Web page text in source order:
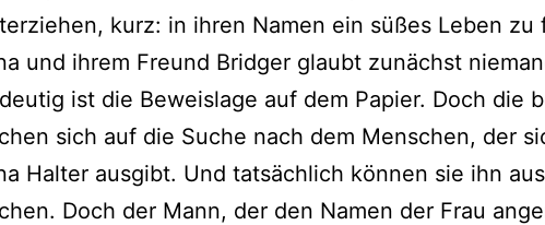
kurz: in ihren Namen ein süßes Leben zu
und ihrem Freund Bridger glaubt zunächst
ist die Beweislage auf dem Papier. Doch die
sich auf die Suche nach dem Menschen, der
Halter ausgibt. Und tatsächlich können sie ihn
Doch der Mann, der den Namen der Frau